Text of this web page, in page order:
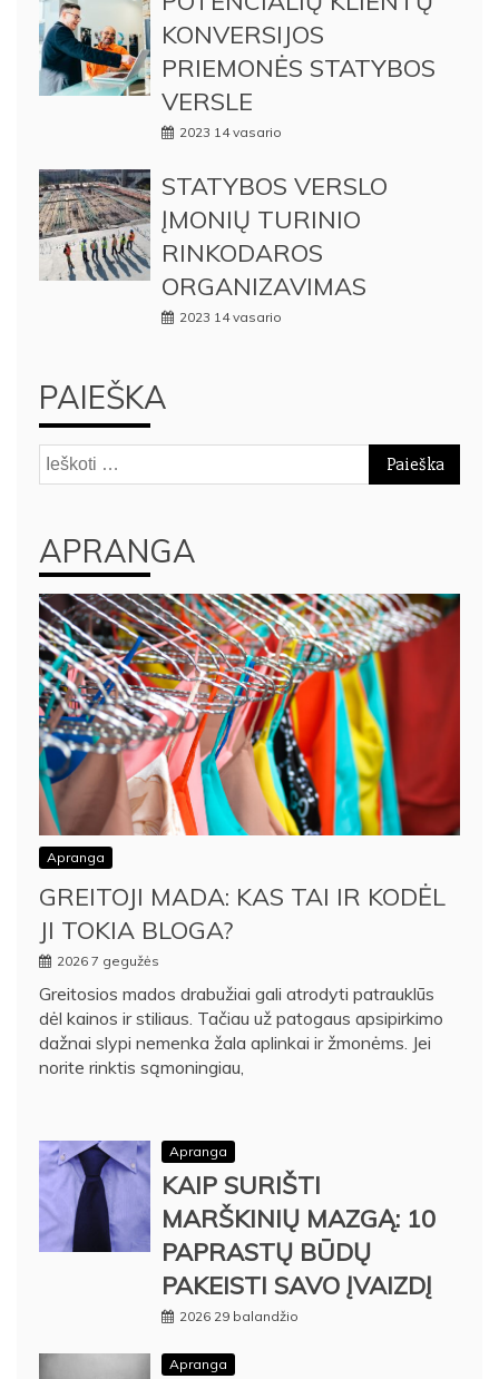
KONVERSIJOS
PRIEMONĖS STATYBOS
VERSLE
2023 14 vasario
STATYBOS VERSLO
ĮMONIŲ TURINIO
RINKODAROS
ORGANIZAVIMAS
2023 14 vasario
PAIEŠKA
Ieškoti:
APRANGA
Apranga
GREITOJI MADA: KAS TAI IR KODĖL
JI TOKIA BLOGA?
2026 7 gegužės
Greitosios mados drabužiai gali atrodyti patrauklūs
dėl kainos ir stiliaus. Tačiau už patogaus apsipirkimo
dažnai slypi nemenka žala aplinkai ir žmonėms. Jei
norite rinktis sąmoningiau,
Apranga
KAIP SURIŠTI
MARŠKINIŲ MAZGĄ: 10
PAPRASTŲ BŪDŲ
PAKEISTI SAVO ĮVAIZDĮ
2026 29 balandžio
Apranga